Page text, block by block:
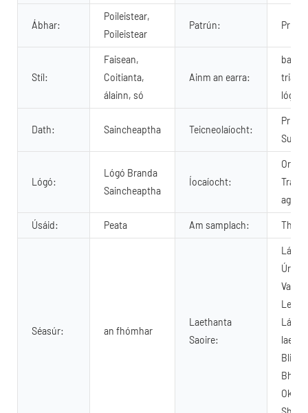
Ábhar:
Poileistear,
Poileistear
Patrún:
Stíl:
Faisean,
Coitianta,
álainn, só
Ainm an earra:
lógó
Dath: Saincheaptha Teicneolaíocht:
Lógó:
Lógó Branda
Saincheaptha
Íocaíocht:
Ordú
agus
Úsáid: Peata Am samplach: Thart
Séasúr: an fhómhar
Laethanta
Saoire:
Lá na
Úr na
Lá an
Bliain